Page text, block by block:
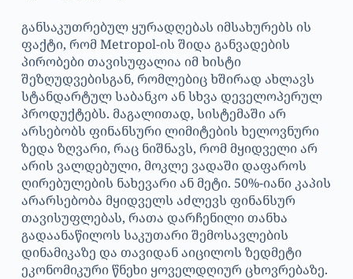
განსაკუთრებულ ყურადღებას იმსახურებს ის
ფაქტი, რომ Metropol-ის შიდა განვადების
პირობები თავისუფალია იმ ხისტი
შეზღუდვებისგან, რომლებიც ხშირად ახლავს
სტანდარტულ საბანკო ან სხვა დეველოპერულ
პროდუქტებს. მაგალითად, სისტემაში არ
არსებობს ფინანსური ლიმიტების ხელოვნური
ზედა ზღვარი, რაც ნიშნავს, რომ მყიდველი არ
არის ვალდებული, მოკლე ვადაში დაფაროს
ღირებულების ნახევარი ან მეტი. 50%-იანი კაპის
არარსებობა მყიდველს აძლევს ფინანსურ
თავისუფლებას, რათა დარჩენილი თანხა
გადაანაწილოს საკუთარი შემოსავლების
დინამიკაზე და თავიდან აიცილოს ზედმეტი
ეკონომიკური წნეხი ყოველდღიურ ცხოვრებაზე.